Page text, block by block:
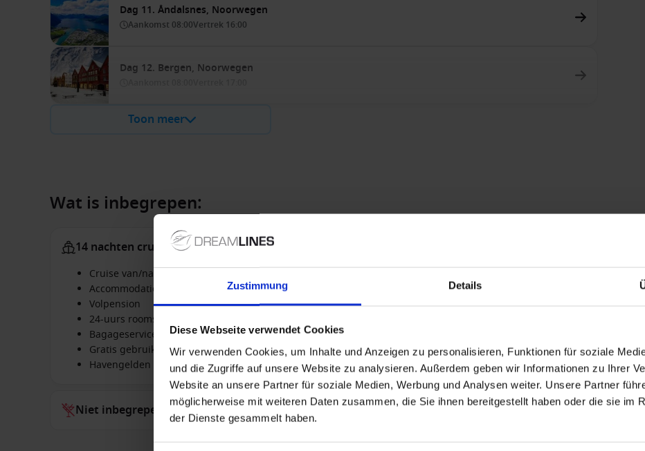
Zustimmung Details
Diese Webseite verwendet Cookies
Wir verwenden Cookies, um Inhalte und Anzeigen zu personalisieren, Funktionen für soziale
und die Zugriffe auf unsere Website zu analysieren. Außerdem geben wir Informationen zu Ihrer
Website an unsere Partner für soziale Medien, Werbung und Analysen weiter. Unsere Partner
möglicherweise mit weiteren Daten zusammen, die Sie ihnen bereitgestellt haben oder die sie im
der Dienste gesammelt haben.
Dag 11. Åndalsnes, Noorwegen
Aankomst 08:00Vertrek 16:00
Dag 12. Bergen, Noorwegen
Toon meer
Wat is inbegrepen:
14 nachten cruise
Cruise van/naar Rotterdam, Nederland met de Nieuw Statendam
Accommodatie in de geboekte hut
Volpension
24-uurs roomservice
Bagageservice bij het in- & ontschepen
Gratis gebruik van de faciliteiten aan boord, zoals sauna en fitnesscentrum
Havengelden
Niet inbegrepen bij alles + All Inclusive toevoegen